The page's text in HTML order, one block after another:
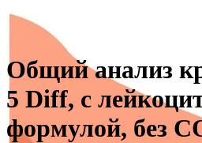
Общий анализ
5 Diff, с
формулой, без